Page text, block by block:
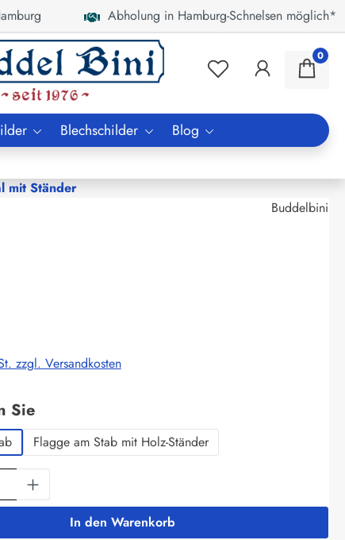
Abholung in Hamburg-Schnelsen möglich*
0
Blechschilder Blog
mit Ständer
Buddelbini
zzgl. Versandkosten
Sieauswählen
Flagge am Stab mit Holz-Ständer
Gib den gewünschten Wert ein
In den Warenkorb